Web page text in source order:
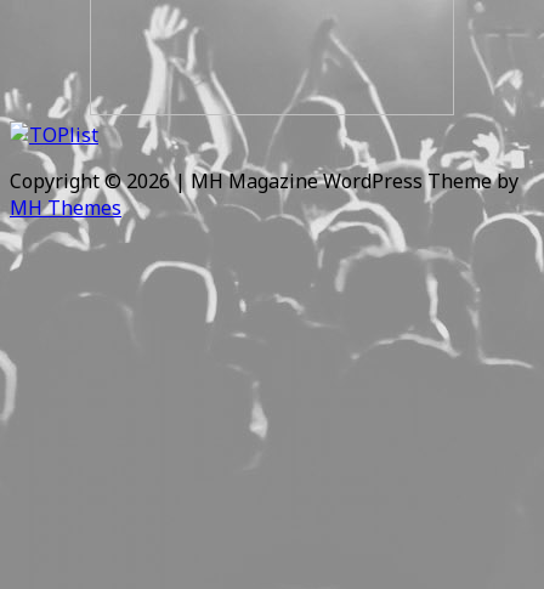
Copyright © 2026 | MH Magazine WordPress Theme by
MH Themes